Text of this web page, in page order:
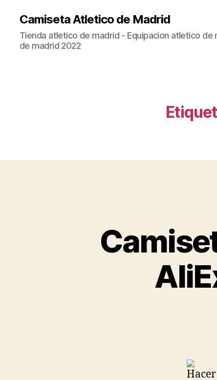
Camiseta Atletico de Madrid
Tienda atletico de madrid - Equipacion atletico
de madrid 2022